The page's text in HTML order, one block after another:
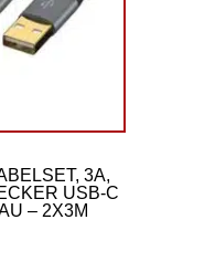
3A,
USB-C
– 2X3M